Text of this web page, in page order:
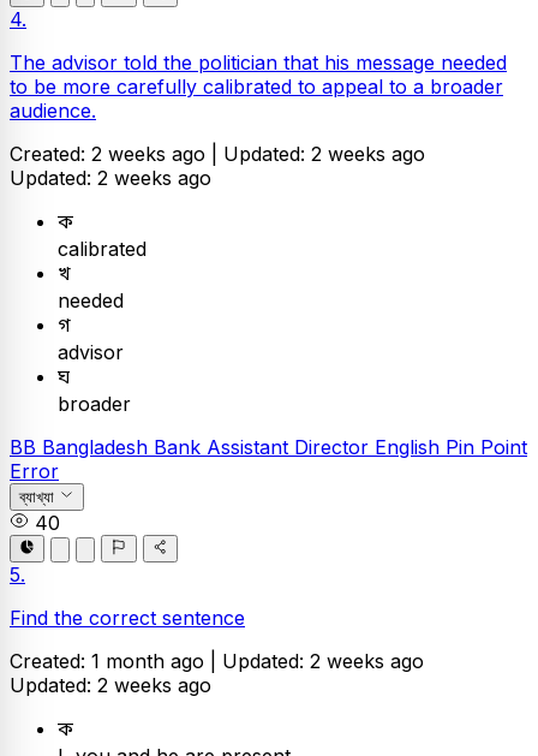
4.
The advisor told the politician that his message needed
to be more carefully calibrated to appeal to a broader
audience.
Created: 2 weeks ago | Updated: 2 weeks ago
Updated: 2 weeks ago
ক
calibrated
খ
needed
গ
advisor
ঘ
broader
BB Bangladesh Bank Assistant Director English Pin Point
Error
ব্যাখ্যা
40
5.
Find the correct sentence
Created: 1 month ago | Updated: 2 weeks ago
Updated: 2 weeks ago
ক